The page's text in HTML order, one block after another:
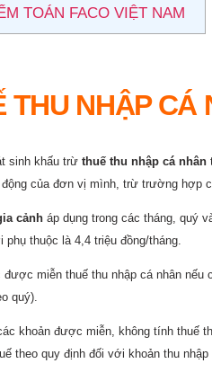
TOÁN FACO VIỆT NAM
THU NHẬP CÁ
sinh khấu trừ thuế thu nhập cá nhân
của đơn vị mình, trừ trường hợp
cảnh áp dụng trong các tháng, quý
thuộc là 4,4 triệu đồng/tháng.
miễn thuế thu nhập cá nhân nếu
quý).
khoản được miễn, không tính thuế
theo quy định đối với khoản thu nhập